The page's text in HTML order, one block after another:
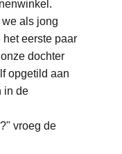
als jong
eerste paar
dochter
opgetild aan
in de
vroeg de